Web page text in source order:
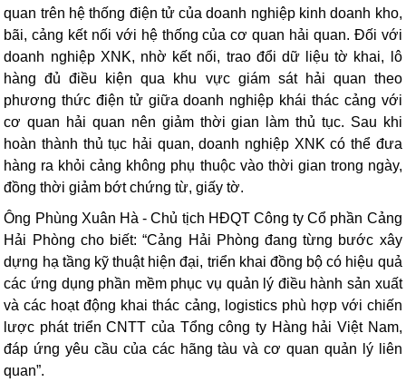
quan trên hệ thống điện tử của doanh nghiệp kinh doanh kho,
bãi, cảng kết nối với hệ thống của cơ quan hải quan. Đối với
doanh nghiệp XNK, nhờ kết nối, trao đổi dữ liệu tờ khai, lô
hàng đủ điều kiện qua khu vực giám sát hải quan theo
phương thức điện tử giữa doanh nghiệp khái thác cảng với
cơ quan hải quan nên giảm thời gian làm thủ tục. Sau khi
hoàn thành thủ tục hải quan, doanh nghiệp XNK có thể đưa
hàng ra khỏi cảng không phụ thuộc vào thời gian trong ngày,
đồng thời giảm bớt chứng từ, giấy tờ.
Ông Phùng Xuân Hà - Chủ tịch HĐQT Công ty Cổ phần Cảng
Hải Phòng cho biết: “Cảng Hải Phòng đang từng bước xây
dựng hạ tầng kỹ thuật hiện đại, triển khai đồng bộ có hiệu quả
các ứng dụng phần mềm phục vụ quản lý điều hành sản xuất
và các hoạt động khai thác cảng, logistics phù hợp với chiến
lược phát triển CNTT của Tổng công ty Hàng hải Việt Nam,
đáp ứng yêu cầu của các hãng tàu và cơ quan quản lý liên
quan”.